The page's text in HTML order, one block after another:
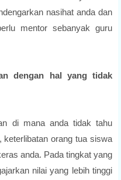
nasihat anda dan
mentor sebanyak guru
dengan hal yang tidak
di mana anda tidak tahu
keterlibatan orang tua siswa
anda. Pada tingkat yang
nilai yang lebih tinggi